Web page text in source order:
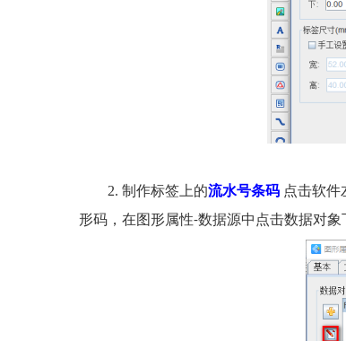
2. 制作标签上的流水号条码 点击软件
形码，在图形属性-数据源中点击数据对象